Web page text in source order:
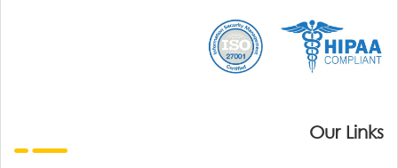
Our Links